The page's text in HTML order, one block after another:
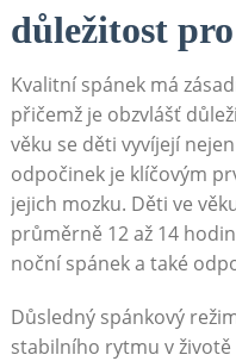
důležitost
Kvalitní spánek má
přičemž je obzvlášť
věku se děti vyvíjejí
odpočinek je klíčovým
jejich mozku. Děti ve
průměrně 12 až 14
noční spánek a také
Důsledný spánkový
stabilního rytmu v